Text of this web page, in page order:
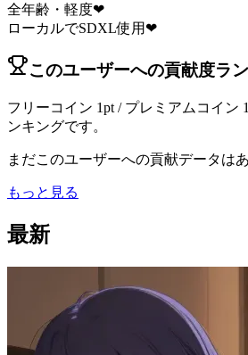
全年齢・軽度❤
ローカルでSDXL使用❤
このユーザーへの貢献度ラ
フリーコイン 1pt / プレミアムコイン
ンキングです。
まだこのユーザーへの貢献データは
もっと見る
最新